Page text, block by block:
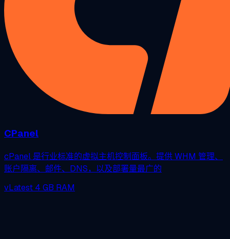
CPanel
cPanel 是行业标准的虚拟主机控制面板。提供 WHM 管理、
账户隔离、邮件、DNS，以及部署量最广的
vLatest 4 GB RAM